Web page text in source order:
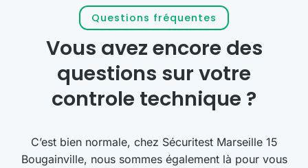
Questions fréquentes
Vous avez encore des
questions sur votre
controle technique ?
C’est bien normale, chez Sécuritest Marseille 15
Bougainville, nous sommes également là pour vous